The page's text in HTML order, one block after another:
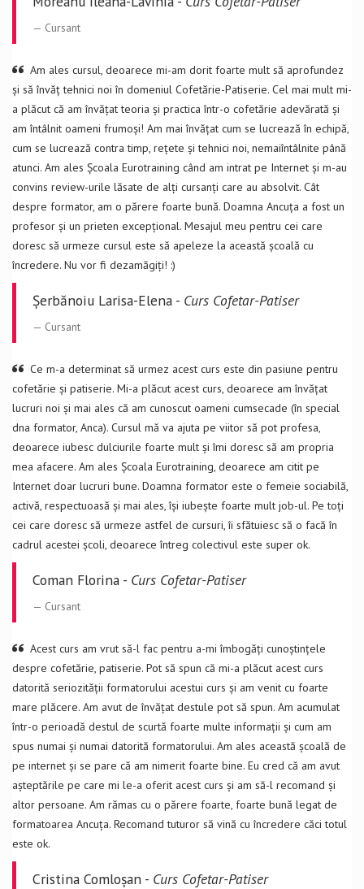
Cursant
Am ales cursul, deoarece mi-am dorit foarte mult să aprofundez
și să învăț tehnici noi în domeniul Cofetărie-Patiserie. Cel mai mult mi-
a plăcut că am învățat teoria și practica într-o cofetărie adevărată și
am întâlnit oameni frumoși! Am mai învățat cum se lucrează în echipă,
cum se lucrează contra timp, rețete și tehnici noi, nemaiîntâlnite până
atunci. Am ales Școala Eurotraining când am intrat pe Internet și m-au
convins review-urile lăsate de alți cursanți care au absolvit. Cât
despre formator, am o părere foarte bună. Doamna Ancuța a fost un
profesor și un prieten excepțional. Mesajul meu pentru cei care
doresc să urmeze cursul este să apeleze la această școală cu
încredere. Nu vor fi dezamăgiți! :)
Șerbănoiu Larisa-Elena - Curs Cofetar-Patiser
Cursant
Ce m-a determinat să urmez acest curs este din pasiune pentru
cofetărie și patiserie. Mi-a plăcut acest curs, deoarece am învățat
lucruri noi și mai ales că am cunoscut oameni cumsecade (în special
dna formator, Anca). Cursul mă va ajuta pe viitor să pot profesa,
deoarece iubesc dulciurile foarte mult și îmi doresc să am propria
mea afacere. Am ales Școala Eurotraining, deoarece am citit pe
Internet doar lucruri bune. Doamna formator este o femeie sociabilă,
activă, respectuoasă și mai ales, își iubește foarte mult job-ul. Pe toți
cei care doresc să urmeze astfel de cursuri, îi sfătuiesc să o facă în
cadrul acestei școli, deoarece întreg colectivul este super ok.
Coman Florina - Curs Cofetar-Patiser
Cursant
Acest curs am vrut să-l fac pentru a-mi îmbogăți cunoștințele
despre cofetărie, patiserie. Pot să spun că mi-a plăcut acest curs
datorită seriozității formatorului acestui curs și am venit cu foarte
mare plăcere. Am avut de învățat destule pot să spun. Am acumulat
într-o perioadă destul de scurtă foarte multe informații și cum am
spus numai și numai datorită formatorului. Am ales această școală de
pe internet și se pare că am nimerit foarte bine. Eu cred că am avut
așteptările pe care mi le-a oferit acest curs și am să-l recomand și
altor persoane. Am rămas cu o părere foarte, foarte bună legat de
formatoarea Ancuța. Recomand tuturor să vină cu încredere căci totul
este ok.
Cristina Comloșan - Curs Cofetar-Patiser